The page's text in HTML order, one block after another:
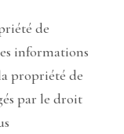
de
informations
propriété de
par le droit